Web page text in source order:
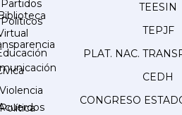
Partidos
Políticos
Violencia
Política
TEESIN
TEPJF
PLAT. NAC.
CEDH
CONGRESO